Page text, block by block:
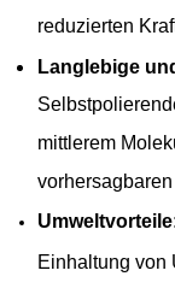
reduzierten
Langlebige
mittlerem
Einhaltung von